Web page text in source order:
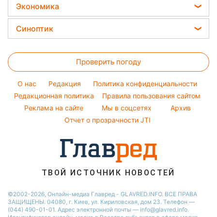
Новости Харькова
Новости Днепра
Потап
София Ротару
Ольга Сумская
Филипп Киркоров
Елена Зеленская
Ани Лорак
Кейт Миддлтон
Алла Пугачева
Простые блюда
Легкие десерты
Праздничное меню
Все о сале
Уборка
Авто
Стирка
Комнатные растения
Экономика
Цены на продукты
Денежная помощь
Курс валют
Синоптик
Магнитные бури
Погода на сегодня
Погода на завтра
Пылевая буря
Проверить погоду
O нас Редакция
Политика конфиденциальности
Редакционная политика
Правила пользования сайтом
Реклама на сайте
Мы в соцсетях
Архив
Отчет о прозрачности JTI
ТВОЙ ИСТОЧНИК НОВОСТЕЙ
©2002-2026, Онлайн-медиа Главред - GLAVRED.INFO. ВСЕ ПРАВА
ЗАЩИЩЕНЫ. 04080, г. Киев, ул. Кириловская, дом 23. Телефон —
(044) 490-01-01. Адрес электронной почты — info@glavred.info.